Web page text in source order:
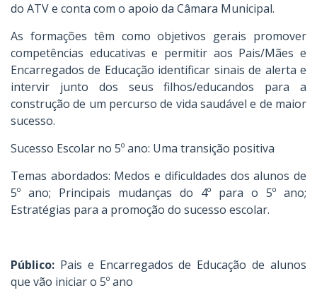
do ATV e conta com o apoio da Câmara Municipal.
As formações têm como objetivos gerais promover
competências educativas e permitir aos Pais/Mães e
Encarregados de Educação identificar sinais de alerta e
intervir junto dos seus filhos/educandos para a
construção de um percurso de vida saudável e de maior
sucesso.
Sucesso Escolar no 5º ano: Uma transição positiva
Temas abordados: Medos e dificuldades dos alunos de
5º ano; Principais mudanças do 4º para o 5º ano;
Estratégias para a promoção do sucesso escolar.
Público: Pais e Encarregados de Educação de alunos
que vão iniciar o 5º ano